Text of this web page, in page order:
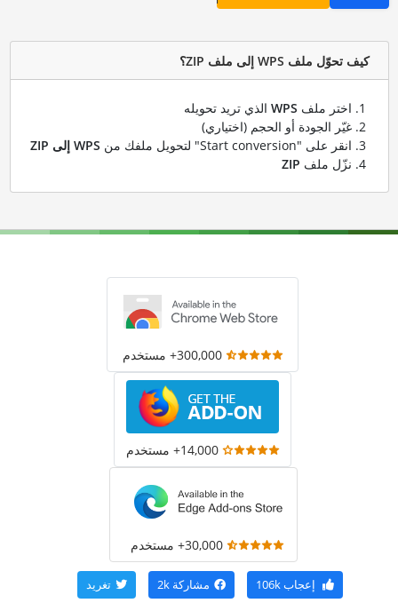
كيف تحوّل ملف WPS إلى ملف ZIP؟
اختر ملف WPSالذي تريد تحويله
غيّر الجودة أو الحجم (اختياري)
انقر على "Start conversion" لتحويل ملفك من
WPS إلى ZIP
نزّل ملف ZIP
300,000+ مستخدم
14,000+ مستخدم
30,000+ مستخدم
إعجاب106k مشاركة 2k تغريد